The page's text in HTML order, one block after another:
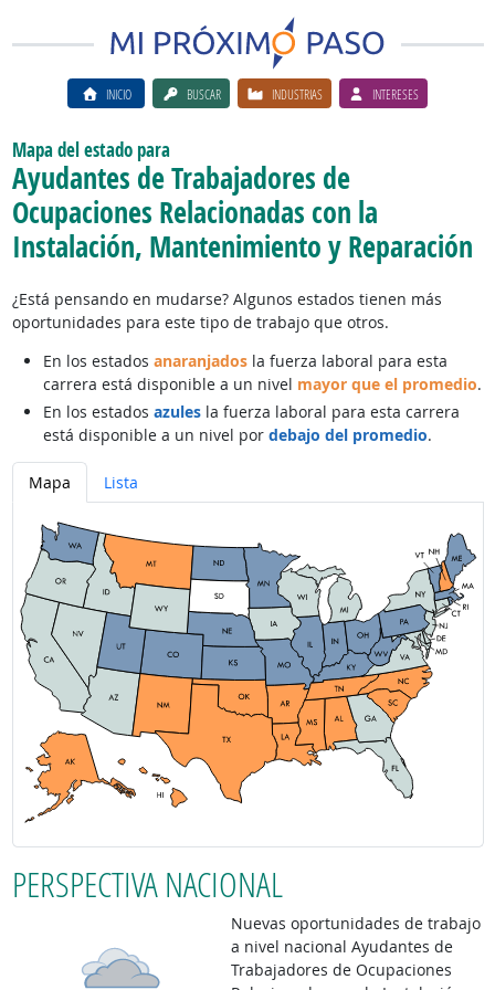
INICIO BUSCAR INDUSTRIAS INTERESES
Mapa del estado para
Ayudantes de Trabajadores de
Ocupaciones Relacionadas con la
Instalación, Mantenimiento y Reparación
¿Está pensando en mudarse? Algunos estados tienen más
oportunidades para este tipo de trabajo que otros.
En los estados anaranjadosla fuerza laboral para esta
carrera está disponible a un nivel mayor que el promedio.
En los estados azulesla fuerza laboral para esta carrera
está disponible a un nivel por debajo del promedio.
Mapa Lista
PERSPECTIVA NACIONAL
Nuevas oportunidades de trabajo
a nivel nacional Ayudantes de
Trabajadores de Ocupaciones